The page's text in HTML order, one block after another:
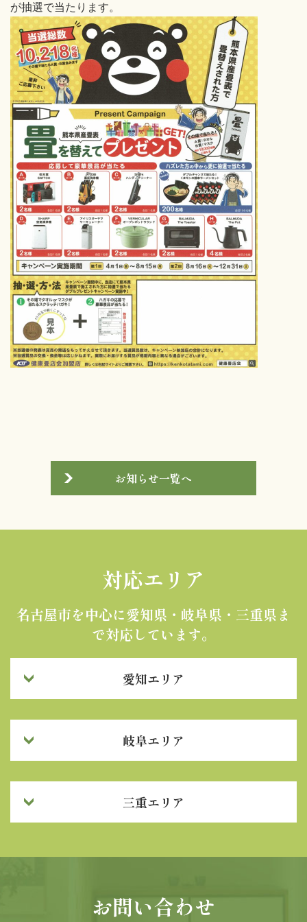
が抽選で当たります。
お知らせ一覧へ
対応エリア
名古屋市を中心に愛知県・岐阜県・三重県ま
で対応しています。
愛知エリア
岐阜エリア
三重エリア
お問い合わせ